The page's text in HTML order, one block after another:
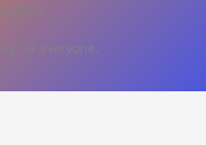
for everyone.